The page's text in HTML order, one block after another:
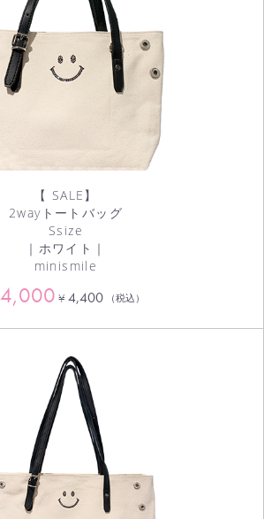
【 SALE】
2wayトートバッグ
Ssize
｜ホワイト｜
minismile
4,000 ¥ 4,400 （税込）